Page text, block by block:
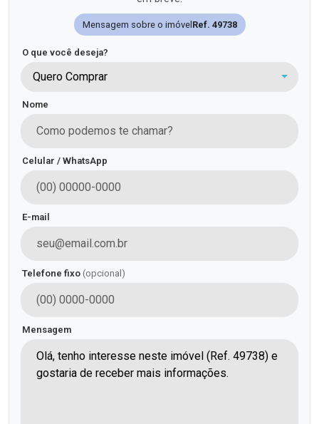
Mensagem sobre o imóvel Ref. 49738
O que você deseja?
Quero Comprar
Nome
Celular / WhatsApp
E-mail
Telefone fixo (opcional)
Mensagem